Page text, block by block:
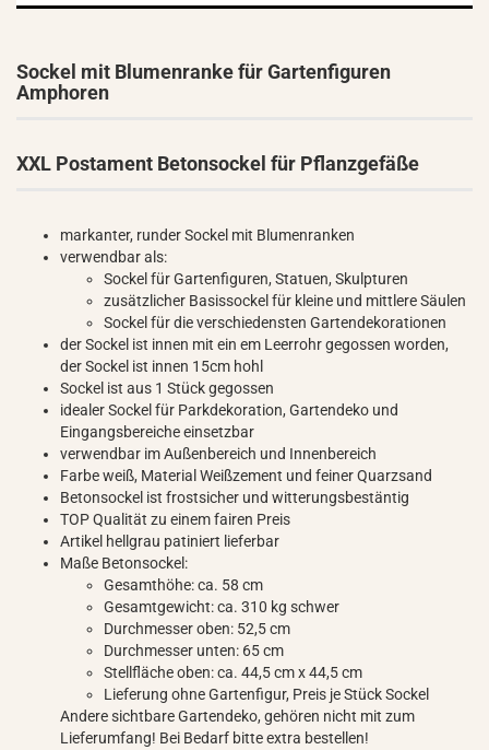
Sockel mit Blumenranke für Gartenfiguren
Amphoren
XXL Postament Betonsockel für Pflanzgefäße
markanter, runder Sockel mit Blumenranken
verwendbar als:
Sockel für Gartenfiguren, Statuen, Skulpturen
zusätzlicher Basissockel für kleine und mittlere Säulen
Sockel für die verschiedensten Gartendekorationen
der Sockel ist innen mit ein em Leerrohr gegossen worden,
der Sockel ist innen 15cm hohl
Sockel ist aus 1 Stück gegossen
idealer Sockel für Parkdekoration, Gartendeko und
Eingangsbereiche einsetzbar
verwendbar im Außenbereich und Innenbereich
Farbe weiß, Material Weißzement und feiner Quarzsand
Betonsockel ist frostsicher und witterungsbestäntig
TOP Qualität zu einem fairen Preis
Artikel hellgrau patiniert lieferbar
Maße Betonsockel:
Gesamthöhe: ca. 58 cm
Gesamtgewicht: ca. 310 kg schwer
Durchmesser oben: 52,5 cm
Durchmesser unten: 65 cm
Stellfläche oben: ca. 44,5 cm x 44,5 cm
Lieferung ohne Gartenfigur, Preis je Stück Sockel
Andere sichtbare Gartendeko, gehören nicht mit zum
Lieferumfang! Bei Bedarf bitte extra bestellen!